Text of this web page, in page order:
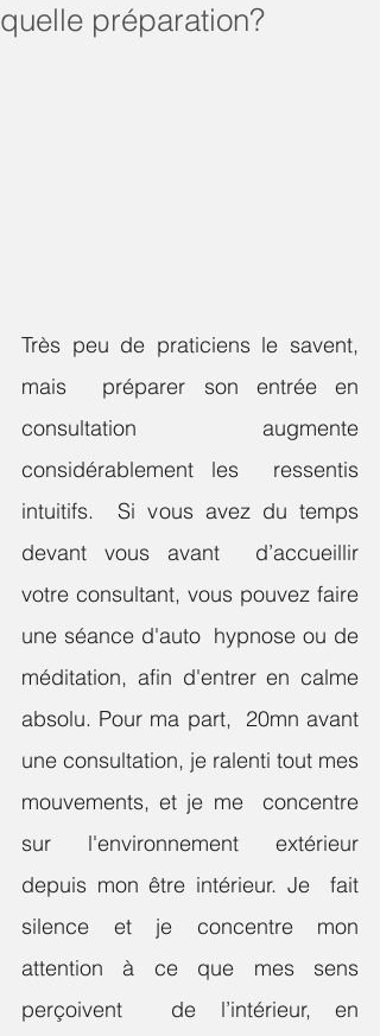
quelle préparation?
Très peu de praticiens le savent,
mais  préparer son entrée en
consultation augmente
considérablement les  ressentis
intuitifs.  Si vous avez du temps
devant vous avant  d’accueillir
votre consultant, vous pouvez faire
une séance d'auto  hypnose ou de
méditation, afin d'entrer en calme
absolu. Pour ma part,  20mn avant
une consultation, je ralenti tout mes
mouvements, et je me  concentre
sur l'environnement extérieur
depuis mon être intérieur. Je  fait
silence et je concentre mon
attention à ce que mes sens
perçoivent  de l’intérieur, en